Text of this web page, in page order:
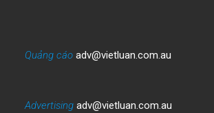
Quảng cáo adv@vietluan.com.au
Advertising adv@vietluan.com.au